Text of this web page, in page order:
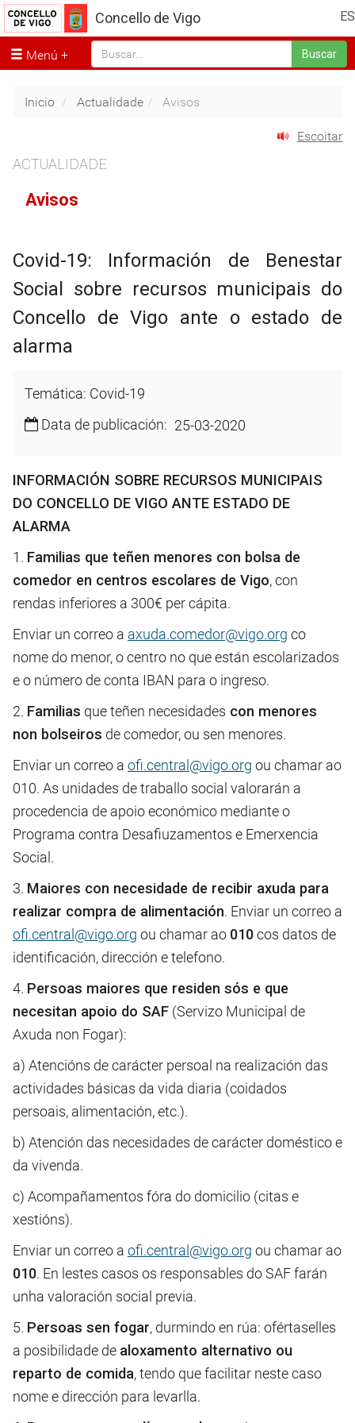
ES
Concello de Vigo
Menú Buscar
Inicio Actualidade Avisos
Escoitar
ACTUALIDADE
Avisos
Covid-19: Información de Benestar
Social sobre recursos municipais do
Concello de Vigo ante o estado de
alarma
Temática: Covid-19
Data de publicación: 25-03-2020
INFORMACIÓN SOBRE RECURSOS MUNICIPAIS
DO CONCELLO DE VIGO ANTE ESTADO DE
ALARMA
1. Familias que teñen menores con bolsa de
comedor en centros escolares de Vigo, con
rendas inferiores a 300€ per cápita.
Enviar un correo a axuda.comedor@vigo.org co
nome do menor, o centro no que están escolarizados
e o número de conta IBAN para o ingreso.
2. Familias que teñen necesidades con menores
non bolseiros de comedor, ou sen menores.
Enviar un correo a ofi.central@vigo.org ou chamar ao
010. As unidades de traballo social valorarán a
procedencia de apoio económico mediante o
Programa contra Desafiuzamentos e Emerxencia
Social.
3. Maiores con necesidade de recibir axuda para
realizar compra de alimentación. Enviar un correo a
ofi.central@vigo.org ou chamar ao 010cos datos de
identificación, dirección e telefono.
4. Persoas maiores que residen sós e que
necesitan apoio do SAF (Servizo Municipal de
Axuda non Fogar):
a) Atencións de carácter persoal na realización das
actividades básicas da vida diaria (coidados
persoais, alimentación, etc.).
b) Atención das necesidades de carácter doméstico e
da vivenda.
c) Acompañamentos fóra do domicilio (citas e
xestións).
Enviar un correo a ofi.central@vigo.org ou chamar ao
010. En lestes casos os responsables do SAF farán
unha valoración social previa.
5. Persoas sen fogar, durmindo en rúa: ofértaselles
a posibilidade de aloxamento alternativo ou
reparto de comida, tendo que facilitar neste caso
nome e dirección para levarlla.